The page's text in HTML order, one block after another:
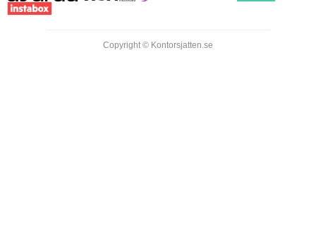
Copyright © Kontorsjatten.se